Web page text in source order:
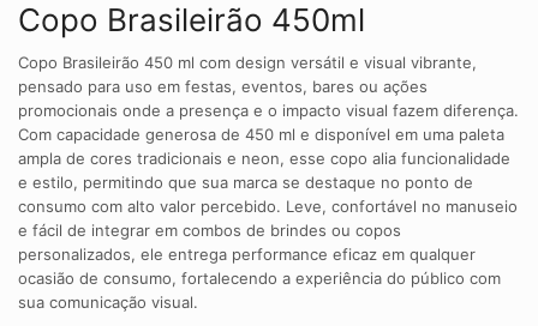
Copo Brasileirão 450ml
Copo Brasileirão 450 ml com design versátil e visual vibrante,
pensado para uso em festas, eventos, bares ou ações
promocionais onde a presença e o impacto visual fazem diferença.
Com capacidade generosa de 450 ml e disponível em uma paleta
ampla de cores tradicionais e neon, esse copo alia funcionalidade
e estilo, permitindo que sua marca se destaque no ponto de
consumo com alto valor percebido. Leve, confortável no manuseio
e fácil de integrar em combos de brindes ou copos
personalizados, ele entrega performance eficaz em qualquer
ocasião de consumo, fortalecendo a experiência do público com
sua comunicação visual.